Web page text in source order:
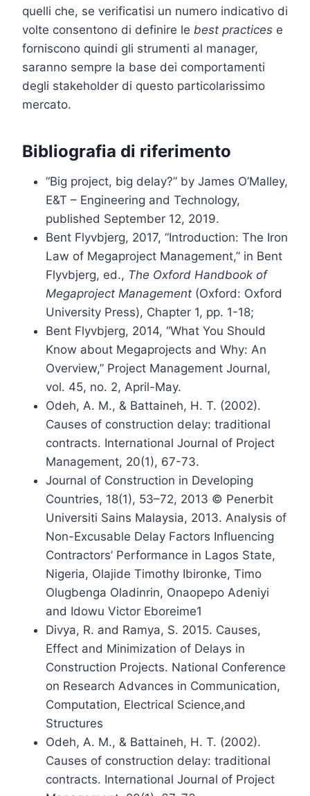
quelli che, se verificatisi un numero indicativo di
volte consentono di definire le best practices e
forniscono quindi gli strumenti al manager,
saranno sempre la base dei comportamenti
degli stakeholder di questo particolarissimo
mercato.
Bibliografia di riferimento
“Big project, big delay?” by James O’Malley,
E&T – Engineering and Technology,
published September 12, 2019.
Bent Flyvbjerg, 2017, “Introduction: The Iron
Law of Megaproject Management,” in Bent
Flyvbjerg, ed., The Oxford Handbook of
Megaproject Management (Oxford: Oxford
University Press), Chapter 1, pp. 1-18;
Bent Flyvbjerg, 2014, “What You Should
Know about Megaprojects and Why: An
Overview,” Project Management Journal,
vol. 45, no. 2, April-May.
Odeh, A. M., & Battaineh, H. T. (2002).
Causes of construction delay: traditional
contracts. International Journal of Project
Management, 20(1), 67-73.
Journal of Construction in Developing
Countries, 18(1), 53–72, 2013 © Penerbit
Universiti Sains Malaysia, 2013. Analysis of
Non-Excusable Delay Factors Influencing
Contractors’ Performance in Lagos State,
Nigeria, Olajide Timothy Ibironke, Timo
Olugbenga Oladinrin, Onaopepo Adeniyi
and Idowu Victor Eboreime1
Divya, R. and Ramya, S. 2015. Causes,
Effect and Minimization of Delays in
Construction Projects. National Conference
on Research Advances in Communication,
Computation, Electrical Science,and
Structures
Odeh, A. M., & Battaineh, H. T. (2002).
Causes of construction delay: traditional
contracts. International Journal of Project